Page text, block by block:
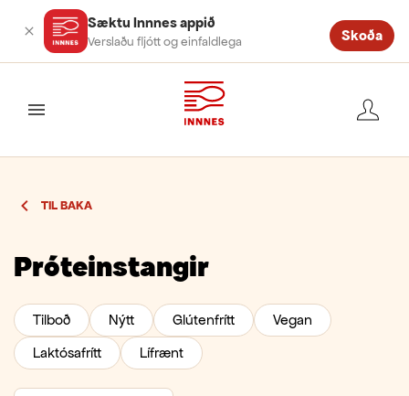
Sæktu Innnes appið
Verslaðu fljótt og einfaldlega Skoða
valmynd
TIL BAKA
Próteinstangir
Tilboð Nýtt Glútenfrítt
Vegan
Laktósafrítt
Lífrænt